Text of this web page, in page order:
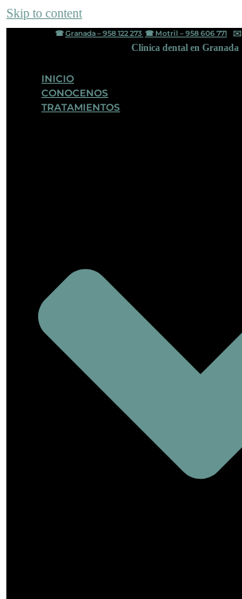
Skip to content
☎︎Granada – 958 122 273 ☎︎ Motril – 958 606 771 ✉️
Clinica dental en Granada
INICIO
CONOCENOS
TRATAMIENTOS